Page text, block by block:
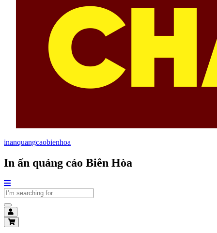
inanquangcaobienhoa
In ấn quảng cáo Biên Hòa